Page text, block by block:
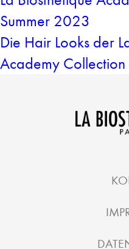
Summer 2023
Die Hair Looks der
Academy